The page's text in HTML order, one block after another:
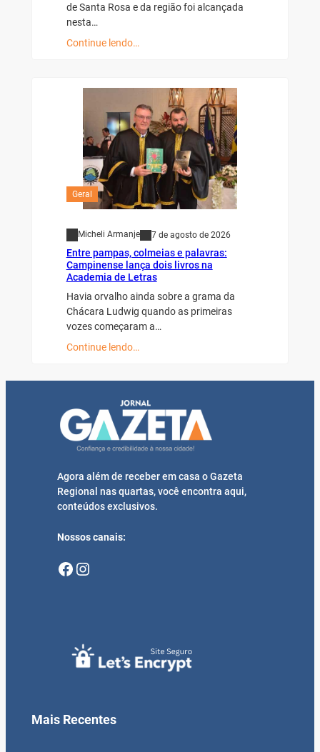
de Santa Rosa e da região foi alcançada
nesta…
Continue lendo…
Geral
Micheli Armanje 7 de agosto de 2026
Entre pampas, colmeias e palavras:
Campinense lança dois livros na
Academia de Letras
Havia orvalho ainda sobre a grama da
Chácara Ludwig quando as primeiras
vozes começaram a…
Continue lendo…
Agora além de receber em casa o Gazeta
Regional nas quartas, você encontra aqui,
conteúdos exclusivos.
Nossos canais:
Facebook Instagram
Mais Recentes